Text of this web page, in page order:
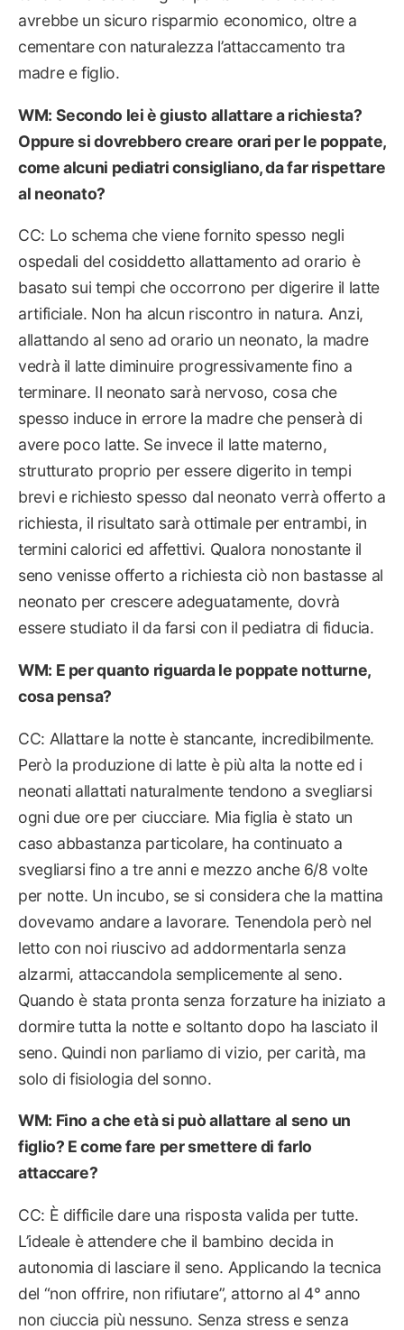
avrebbe un sicuro risparmio economico, oltre a
cementare con naturalezza l’attaccamento tra
madre e figlio.
WM: Secondo lei è giusto allattare a richiesta?
Oppure si dovrebbero creare orari per le poppate,
come alcuni pediatri consigliano, da far rispettare
al neonato?
CC: Lo schema che viene fornito spesso negli
ospedali del cosiddetto allattamento ad orario è
basato sui tempi che occorrono per digerire il latte
artificiale. Non ha alcun riscontro in natura. Anzi,
allattando al seno ad orario un neonato, la madre
vedrà il latte diminuire progressivamente fino a
terminare. Il neonato sarà nervoso, cosa che
spesso induce in errore la madre che penserà di
avere poco latte. Se invece il latte materno,
strutturato proprio per essere digerito in tempi
brevi e richiesto spesso dal neonato verrà offerto a
richiesta, il risultato sarà ottimale per entrambi, in
termini calorici ed affettivi. Qualora nonostante il
seno venisse offerto a richiesta ciò non bastasse al
neonato per crescere adeguatamente, dovrà
essere studiato il da farsi con il pediatra di fiducia.
WM: E per quanto riguarda le poppate notturne,
cosa pensa?
CC: Allattare la notte è stancante, incredibilmente.
Però la produzione di latte è più alta la notte ed i
neonati allattati naturalmente tendono a svegliarsi
ogni due ore per ciucciare. Mia figlia è stato un
caso abbastanza particolare, ha continuato a
svegliarsi fino a tre anni e mezzo anche 6/8 volte
per notte. Un incubo, se si considera che la mattina
dovevamo andare a lavorare. Tenendola però nel
letto con noi riuscivo ad addormentarla senza
alzarmi, attaccandola semplicemente al seno.
Quando è stata pronta senza forzature ha iniziato a
dormire tutta la notte e soltanto dopo ha lasciato il
seno. Quindi non parliamo di vizio, per carità, ma
solo di fisiologia del sonno.
WM: Fino a che età si può allattare al seno un
figlio? E come fare per smettere di farlo
attaccare?
CC: È difficile dare una risposta valida per tutte.
L’ideale è attendere che il bambino decida in
autonomia di lasciare il seno. Applicando la tecnica
del “non offrire, non rifiutare”, attorno al 4° anno
non ciuccia più nessuno. Senza stress e senza